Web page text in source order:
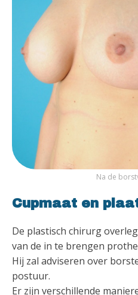
Na de
Cupmaat en
De plastisch chirurg
van de in te brengen
Hij zal adviseren over
postuur.
Er zijn verschillende